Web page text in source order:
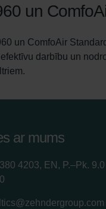
un
un ComfoAir
darbību un
ar mums
4203, EN, P.–Pk. 9.0